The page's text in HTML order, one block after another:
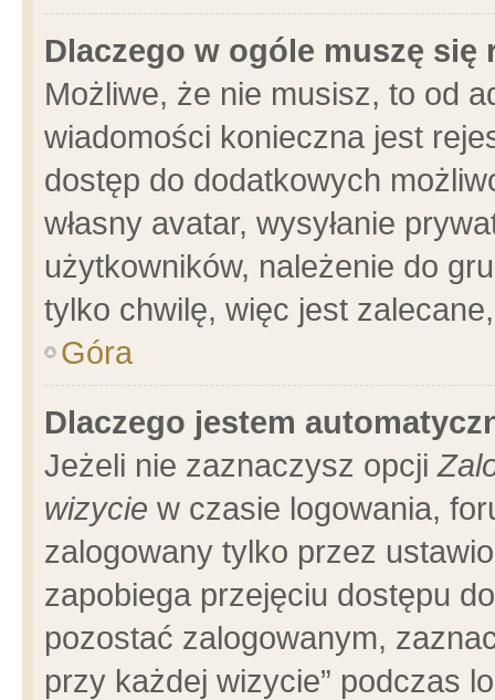
Dlaczego w ogóle muszę się
Możliwe, że nie musisz, to od
wiadomości konieczna jest
dostęp do dodatkowych
własny avatar, wysyłanie
użytkowników, należenie do
tylko chwilę, więc jest
Góra
Dlaczego jestem
Jeżeli nie zaznaczysz opcji
wizycie w czasie logowania,
zalogowany tylko przez
zapobiega przejęciu dostępu
pozostać zalogowanym,
przy każdej wizycie” podczas